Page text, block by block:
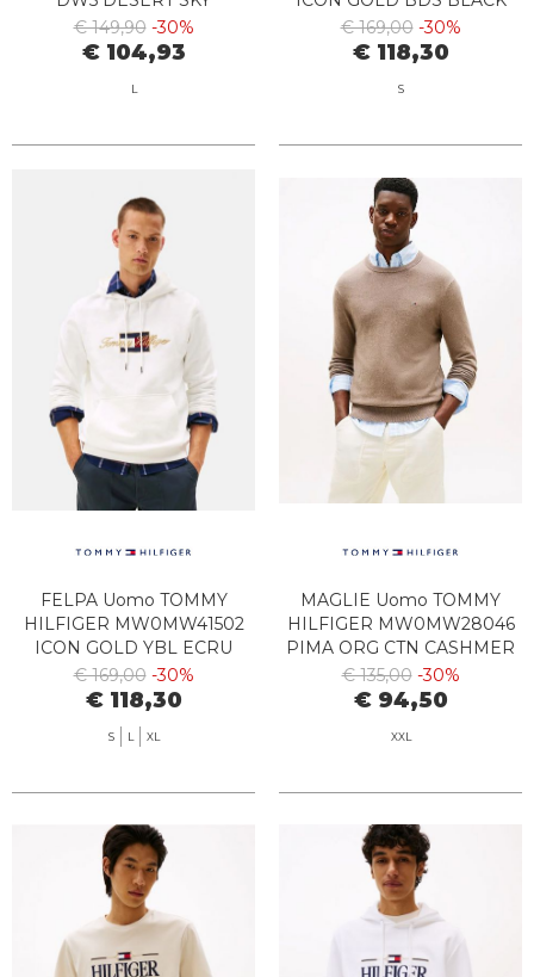
€ 149,90 -30%
€ 104,93
L
€ 169,00 -30%
€ 118,30
S
FELPA Uomo TOMMY
HILFIGER MW0MW41502
ICON GOLD YBL ECRU
€ 169,00 -30%
€ 118,30
S L XL
MAGLIE Uomo TOMMY
HILFIGER MW0MW28046
PIMA ORG CTN CASHMER
HI3 COASTAL TAUPE
HEATER
€ 135,00 -30%
€ 94,50
XXL